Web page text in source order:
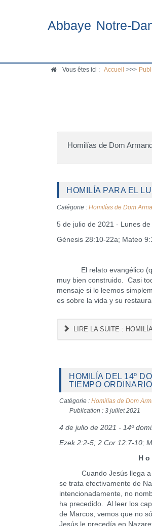
Abbaye Notre-
Vous êtes ici : Accueil >>>
Homilías de Dom
HOMILÍA PARA EL
Catégorie : Homilías de Dom
5 de julio de 2021 - Lunes
Génesis 28:10-22a; Mateo
El relato evangélico (que
muy bien construido. Casi
mensaje si lo leemos
es sobre la vida y su
LIRE LA SUITE :
HOMILÍA DEL 14º
TIEMPO
Catégorie : Homilías de Dom
Publication : 3 juillet 2021
4 de julio de 2021 - 14º
Ezek 2:2-5; 2 Cor 12:7-10;
H
Cuando Jesús llega a
se trata efectivamente de
intencionadamente, no
ha precedido. Al leer los
de Marcos, vemos que no
Jesús le precedía en